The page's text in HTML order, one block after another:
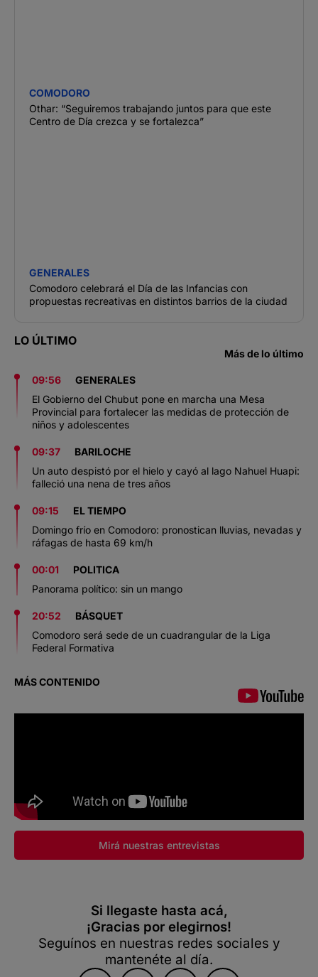
COMODORO
Othar: “Seguiremos trabajando juntos para que este
Centro de Día crezca y se fortalezca”
GENERALES
Comodoro celebrará el Día de las Infancias con
propuestas recreativas en distintos barrios de la ciudad
LO ÚLTIMO
Más de lo último
09:56
GENERALES
El Gobierno del Chubut pone en marcha una Mesa
Provincial para fortalecer las medidas de protección de
niños y adolescentes
09:37
BARILOCHE
Un auto despistó por el hielo y cayó al lago Nahuel Huapi:
falleció una nena de tres años
09:15
EL TIEMPO
Domingo frío en Comodoro: pronostican lluvias, nevadas y
ráfagas de hasta 69 km/h
00:01
POLITICA
Panorama político: sin un mango
20:52
BÁSQUET
Comodoro será sede de un cuadrangular de la Liga
Federal Formativa
MÁS CONTENIDO
Mirá nuestras entrevistas
Si llegaste hasta acá,
¡Gracias por elegirnos!
Seguínos en nuestras redes sociales y
mantenéte al día.